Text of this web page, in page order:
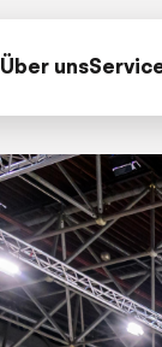
Über uns